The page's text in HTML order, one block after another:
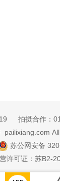
拍摄合作：
苏公网安备
许可证：苏B2-